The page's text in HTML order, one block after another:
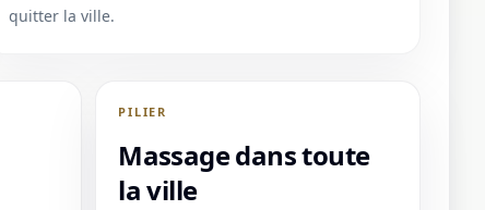
quitter la ville.
PILIER
Massage dans toute
la ville